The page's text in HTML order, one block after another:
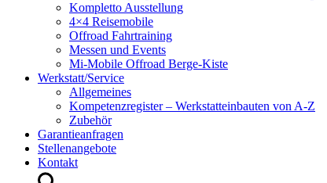
Kompletto Ausstellung
4×4 Reisemobile
Offroad Fahrtraining
Messen und Events
Mi-Mobile Offroad Berge-Kiste
Werkstatt/Service
Allgemeines
Kompetenzregister – Werkstatteinbauten von A-Z
Zubehör
Garantieanfragen
Stellenangebote
Kontakt